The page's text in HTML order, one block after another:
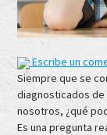
Escribe un
Siempre que se
diagnosticados de
nosotros, ¿qué
Es una pregunta